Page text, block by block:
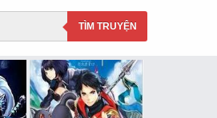
TÌM TRUYỆN